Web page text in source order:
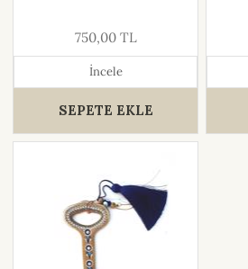
750,00 TL
İncele
SEPETE EKLE